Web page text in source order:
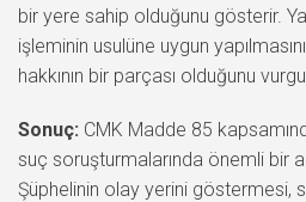
bir yere sahip olduğunu gösterir.
işleminin usulüne uygun
hakkının bir parçası olduğunu
Sonuç: CMK Madde 85
suç soruşturmalarında önemli bir
Şüphelinin olay yerini göstermesi,